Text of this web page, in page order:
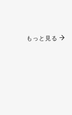
もっと見る